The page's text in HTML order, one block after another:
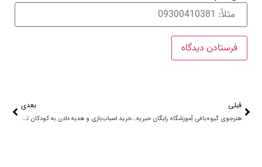
قبلی
هنرجوی گیوه‌بافی آموزشگاه رایگان خیریه لبخند ایتام: گامی در مسیر توانمندسازی و احیای هنر سنتی
بعدی
خرید اسباب‌بازی و هدیه دادن به کودکان توسط خیریه لبخند ایتام: لبخندی بر چهره آینده‌سازان